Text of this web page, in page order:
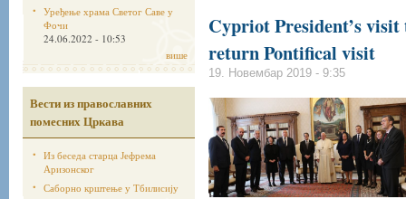
Уређење храма Светог Саве у
Фочи
24.06.2022 - 10:53
више
Вести из православних
помесних Цркава
Из беседа старца Јефрема
Аризонског
Саборно крштење у Тбилисију
Cypriot President’s
return Pontifical visit
19. Новембар 2019 - 9:35